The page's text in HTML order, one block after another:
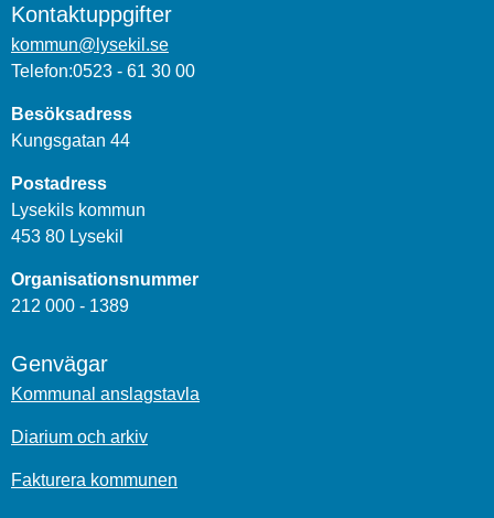
Kontaktuppgifter
kommun@lysekil.se
Telefon:0523 - 61 30 00
Besöksadress
Kungsgatan 44
Postadress
Lysekils kommun
453 80 Lysekil
Organisationsnummer
212 000 - 1389
Genvägar
Kommunal anslagstavla
Diarium och arkiv
Fakturera kommunen